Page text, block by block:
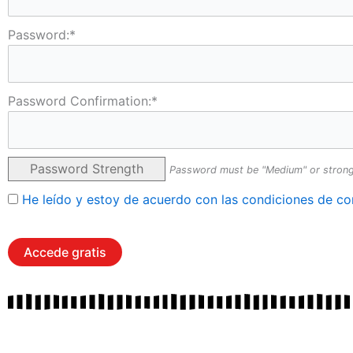
Password:*
Password Confirmation:*
Password Strength Password must be "Medium" or
He leído y estoy de acuerdo con las condiciones de
No val